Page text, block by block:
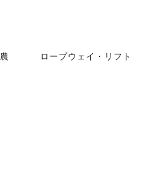
ロープウェイ・リフト